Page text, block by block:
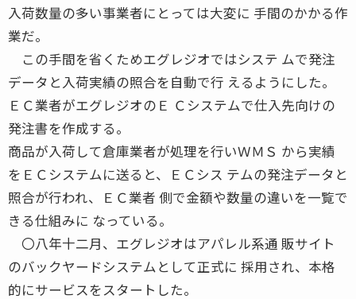
入荷数量の多い事業者にとっては大変に 手間のかかる作
業だ。
この手間を省くためエグレジオではシステ ムで発注
データと入荷実績の照合を自動で行 えるようにした。
ＥＣ業者がエグレジオのＥ Ｃシステムで仕入先向けの
発注書を作成する。
商品が入荷して倉庫業者が処理を行いＷＭＳ から実績
をＥＣシステムに送ると、ＥＣシス テムの発注データと
照合が行われ、ＥＣ業者 側で金額や数量の違いを一覧で
きる仕組みに なっている。
〇八年十二月、エグレジオはアパレル系通 販サイト
のバックヤードシステムとして正式に 採用され、本格
的にサービスをスタートした。